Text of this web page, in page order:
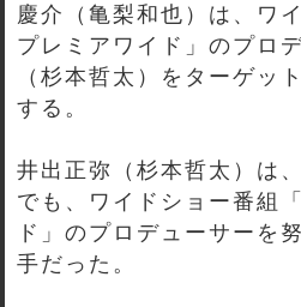
慶介（亀梨和也）は、ワ
プレミアワイド」のプロ
（杉本哲太）をターゲッ
する。
井出正弥（杉本哲太）は
でも、ワイドショー番組
ド」のプロデューサーを
手だった。